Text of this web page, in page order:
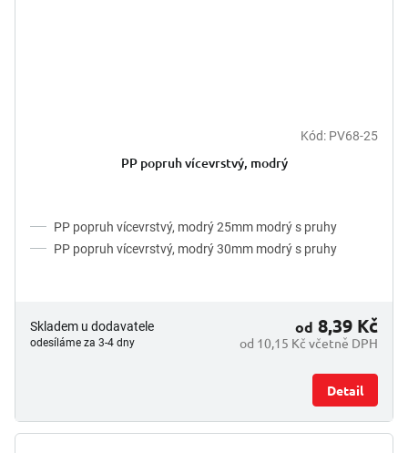
Kód: PV68-25
PP popruh vícevrstvý, modrý
PP popruh vícevrstvý, modrý 25mm modrý s pruhy
PP popruh vícevrstvý, modrý 30mm modrý s pruhy
Skladem u dodavatele
odesíláme za 3-4 dny od 10,15 Kč včetně DPH
od 8,39 Kč
Detail